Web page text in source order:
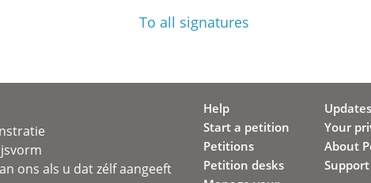
To all signatures
ons als u dat zélf aangeeft
Help
Start a petition
Petitions
Petition desks
Updates
Your
About